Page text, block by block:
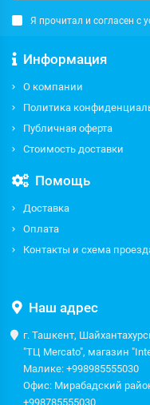
Я прочитал и согласен с
Информация
О компании
Политика
Публичная оферта
Стоимость доставки
Помощь
Доставка
Оплата
Контакты и схема
Наш адрес
г. Ташкент,
"ТЦ Mercato", магазин
Малике: +998985555030
Офис: Мирабадский
+998785555030